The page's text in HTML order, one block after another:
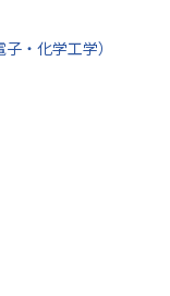
・化学工学）